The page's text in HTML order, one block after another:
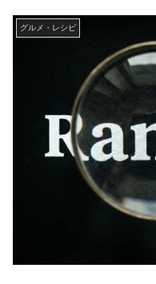
グルメ・レシピ